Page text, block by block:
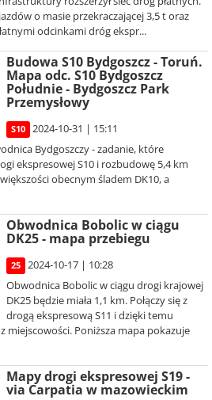
o masie przekraczającej 3,5 t oraz
odcinkami dróg ekspr...
Budowa S10 Bydgoszcz - Toruń.
Mapa odc. S10 Bydgoszcz
Południe - Bydgoszcz Park
Przemysłowy
S10
2024-10-31 | 15:11
Bydgoszczy - zadanie, które
ekspresowej S10 i rozbudowę 5,4 km
obecnym śladem DK10, a
Obwodnica Bobolic w ciągu
DK25 - mapa przebiegu
25
2024-10-17 | 10:28
Obwodnica Bobolic w ciągu drogi krajowej
DK25 będzie miała 1,1 km. Połączy się z
drogą ekspresową S11 i dzięki temu
Poniższa mapa pokazuje
Mapy drogi ekspresowej S19 -
via Carpatia w mazowieckim